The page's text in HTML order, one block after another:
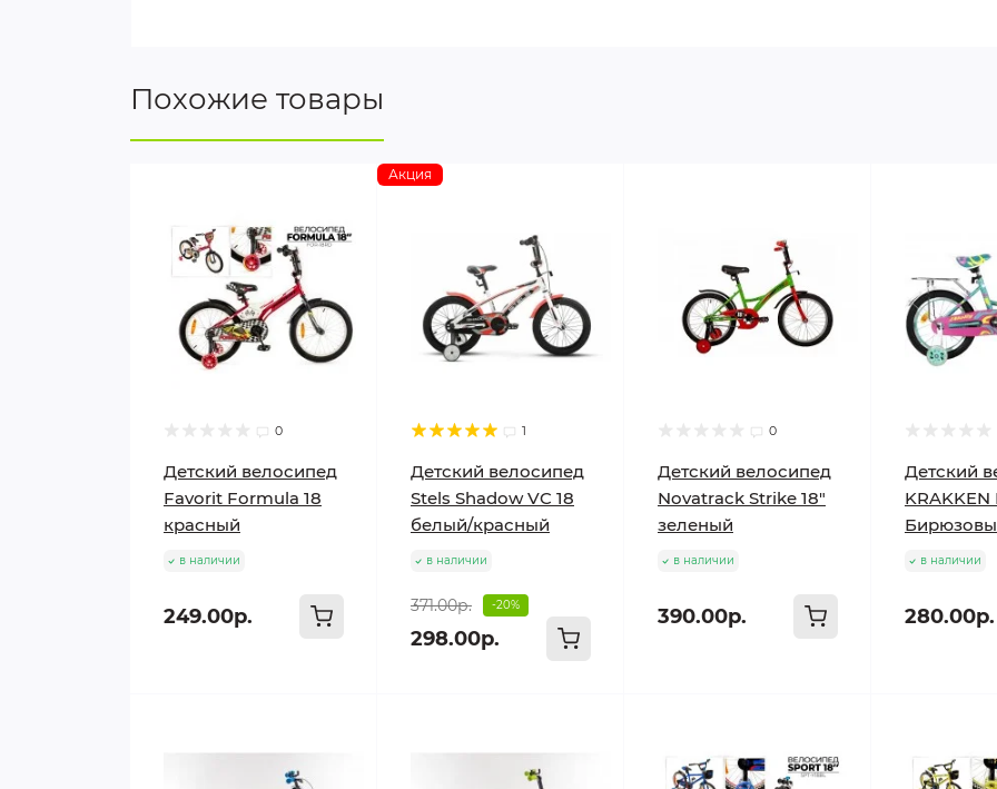
Похожие товары
0
Детский велосипед
Favorit Formula 18
красный
в наличии
249.00р.
Акция
1
Детский велосипед
Stels Shadow VC 18
белый/красный
в наличии
371.00р. -20%
298.00р.
0
Детский велосипед
Novatrack Strike 18"
зеленый
в наличии
390.00р.
Детский
KRAKKEN
в наличии
280.00р.